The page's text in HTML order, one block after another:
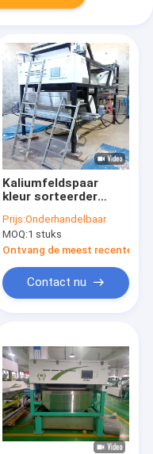
Kaliumfeldspaar
kleur sorteerder
sorteerder kwarts
zand kleur sorteerder
Prijs:Onderhandelbaar
MOQ:1 stuks
Ontvang de meest recente
Contact nu